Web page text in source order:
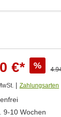
€* %
| Zahlungsarten
9-10 Wochen